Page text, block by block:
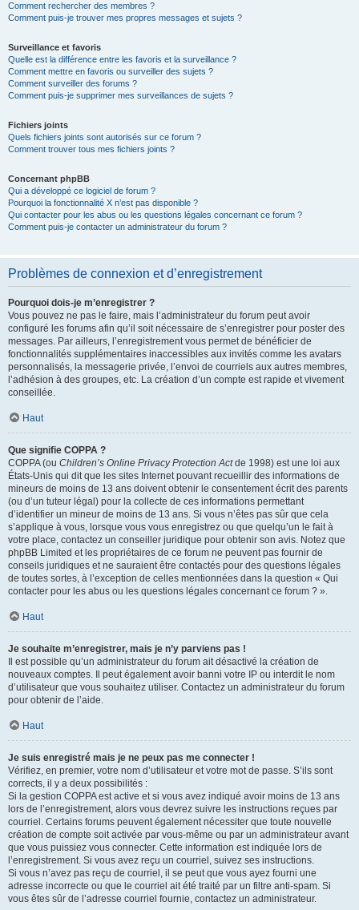
Comment rechercher des membres ?
Comment puis-je trouver mes propres messages et sujets ?
Surveillance et favoris
Quelle est la différence entre les favoris et la surveillance ?
Comment mettre en favoris ou surveiller des sujets ?
Comment surveiller des forums ?
Comment puis-je supprimer mes surveillances de sujets ?
Fichiers joints
Quels fichiers joints sont autorisés sur ce forum ?
Comment trouver tous mes fichiers joints ?
Concernant phpBB
Qui a développé ce logiciel de forum ?
Pourquoi la fonctionnalité X n’est pas disponible ?
Qui contacter pour les abus ou les questions légales concernant ce forum ?
Comment puis-je contacter un administrateur du forum ?
Problèmes de connexion et d’enregistrement
Pourquoi dois-je m’enregistrer ?
Vous pouvez ne pas le faire, mais l’administrateur du forum peut avoir
configuré les forums afin qu’il soit nécessaire de s’enregistrer pour poster des
messages. Par ailleurs, l’enregistrement vous permet de bénéficier de
fonctionnalités supplémentaires inaccessibles aux invités comme les avatars
personnalisés, la messagerie privée, l’envoi de courriels aux autres membres,
l’adhésion à des groupes, etc. La création d’un compte est rapide et vivement
conseillée.
Haut
Que signifie COPPA ?
COPPA (ou Children’s Online Privacy Protection Actde 1998) est une loi aux
États-Unis qui dit que les sites Internet pouvant recueillir des informations de
mineurs de moins de 13 ans doivent obtenir le consentement écrit des parents
(ou d’un tuteur légal) pour la collecte de ces informations permettant
d’identifier un mineur de moins de 13 ans. Si vous n’êtes pas sûr que cela
s’applique à vous, lorsque vous vous enregistrez ou que quelqu’un le fait à
votre place, contactez un conseiller juridique pour obtenir son avis. Notez que
phpBB Limited et les propriétaires de ce forum ne peuvent pas fournir de
conseils juridiques et ne sauraient être contactés pour des questions légales
de toutes sortes, à l’exception de celles mentionnées dans la question « Qui
contacter pour les abus ou les questions légales concernant ce forum ? ».
Haut
Je souhaite m’enregistrer, mais je n’y parviens pas !
Il est possible qu’un administrateur du forum ait désactivé la création de
nouveaux comptes. Il peut également avoir banni votre IP ou interdit le nom
d’utilisateur que vous souhaitez utiliser. Contactez un administrateur du forum
pour obtenir de l’aide.
Haut
Je suis enregistré mais je ne peux pas me connecter !
Vérifiez, en premier, votre nom d’utilisateur et votre mot de passe. S’ils sont
corrects, il y a deux possibilités :
Si la gestion COPPA est active et si vous avez indiqué avoir moins de 13 ans
lors de l’enregistrement, alors vous devrez suivre les instructions reçues par
courriel. Certains forums peuvent également nécessiter que toute nouvelle
création de compte soit activée par vous-même ou par un administrateur avant
que vous puissiez vous connecter. Cette information est indiquée lors de
l’enregistrement. Si vous avez reçu un courriel, suivez ses instructions.
Si vous n’avez pas reçu de courriel, il se peut que vous ayez fourni une
adresse incorrecte ou que le courriel ait été traité par un filtre anti-spam. Si
vous êtes sûr de l’adresse courriel fournie, contactez un administrateur.